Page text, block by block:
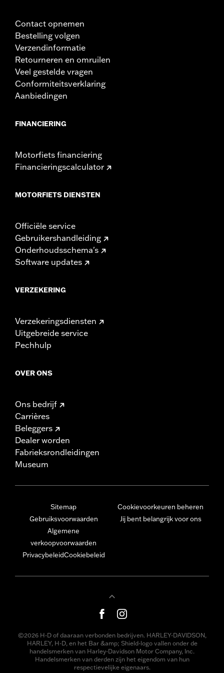
Contact opnemen
Bestelling volgen
Verzendinformatie
Retourneren en omruilen
Veel gestelde vragen
Conformiteitsverklaring
Aanbiedingen
FINANCIERING
Motorfiets financiering
Financieringscalculator
MOTORFIETS DIENSTEN
Officiële service
Gebruikershandleiding
Onderhoudsschema's
Software updates
VERZEKERING
Verzekeringsdiensten
Uitgebreide service
Pechhulp
OVER ONS
Ons bedrijf
Carrières
Beleggers
Dealer worden
Fabrieksrondleidingen
Museum
Sitemap
Gebruiksvoorwaarden
Algemene
verkoopvoorwaarden
PrivacybeleidCookiebeleid
Cookievoorkeuren beheren
Jij bent belangrijk voor ons
©2026 H-D of daaraan verbonden bedrijven. HARLEY-DAVIDSON,
HARLEY, H-D, en het Bar &amp; Shield-logo vallen onder de
handelsmerken van Harley-Davidson Motor Company, Inc.
Handelsmerken van derden zijn het eigendom van hun
respectievelijke eigenaars.